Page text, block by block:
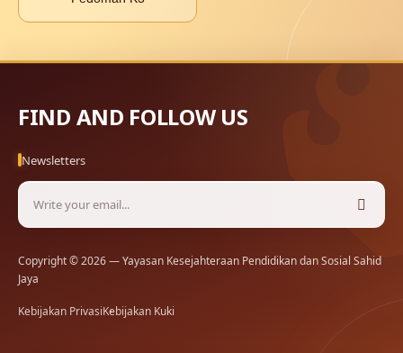
FIND AND FOLLOW US
Newsletters
Copyright © 2026 — Yayasan Kesejahteraan Pendidikan dan Sosial Sahid
Jaya
Kebijakan PrivasiKebijakan Kuki